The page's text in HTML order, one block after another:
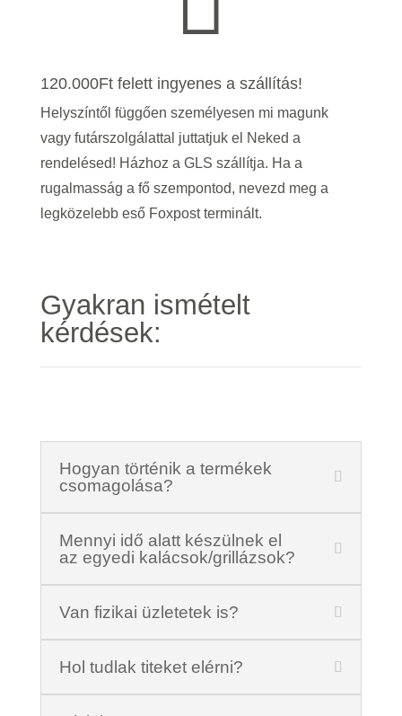
120.000Ft felett ingyenes a szállítás!
Helyszíntől függően személyesen mi magunk
vagy futárszolgálattal juttatjuk el Neked a
rendelésed! Házhoz a GLS szállítja. Ha a
rugalmasság a fő szempontod, nevezd meg a
legközelebb eső Foxpost terminált.
Gyakran ismételt
kérdések:
Hogyan történik a termékek
csomagolása?
Mennyi idő alatt készülnek el
az egyedi kalácsok/grillázsok?
Van fizikai üzletetek is?
Hol tudlak titeket elérni?